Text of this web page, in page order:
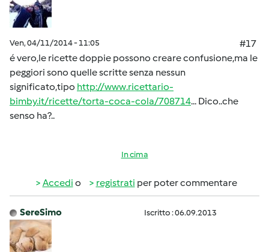
Ven, 04/11/2014 - 11:05
#17
é vero,le ricette doppie possono creare confusione,ma le
peggiori sono quelle scritte senza nessun
significato,tipo http://www.ricettario-
bimby.it/ricette/torta-coca-cola/708714... Dico..che
senso ha?..
In cima
Accedi o registrati per poter commentare
SereSimo Iscritto : 06.09.2013